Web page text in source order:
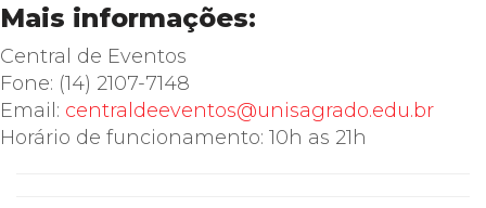
Mais informações:
Central de Eventos
Fone: (14) 2107-7148
Email: centraldeeventos@unisagrado.edu.br
Horário de funcionamento: 10h as 21h